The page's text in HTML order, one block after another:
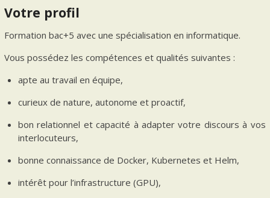
Votre profil
Formation bac+5 avec une spécialisation en informatique.
Vous possédez les compétences et qualités suivantes :
apte au travail en équipe,
curieux de nature, autonome et proactif,
bon relationnel et capacité à adapter votre discours à vos
interlocuteurs,
bonne connaissance de Docker, Kubernetes et Helm,
intérêt pour l’infrastructure (GPU),